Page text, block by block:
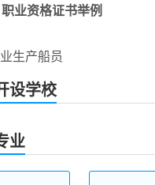
职业资格证书举例
产船员
设学校
业